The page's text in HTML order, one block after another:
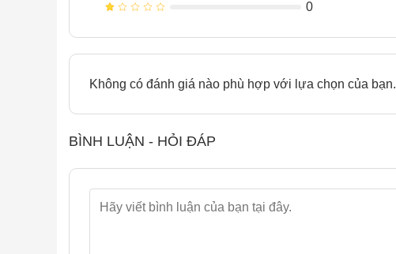
0
Không có đánh giá nào phù hợp với lựa chọn của bạn.
BÌNH LUẬN - HỎI ĐÁP